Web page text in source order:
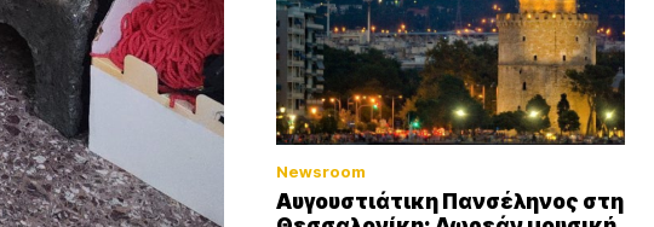
Newsroom
Αυγουστιάτικη Πανσέληνος στη